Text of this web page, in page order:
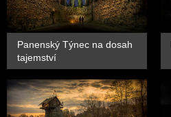
Panenský Týnec na dosah
tajemství